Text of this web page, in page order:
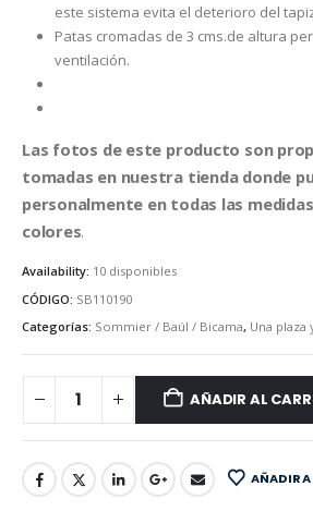
este sistema evita el deterioro del
Patas cromadas de 3 cms.de altura
ventilación.
Las fotos de este producto son
tomadas en nuestra tienda donde
personalmente en todas las
colores.
Availability: 10 disponibles
CÓDIGO: SB110190
Categorías: Sommier / Baúl / Bicama, Una plaza
AÑADIR AL
AÑADIR